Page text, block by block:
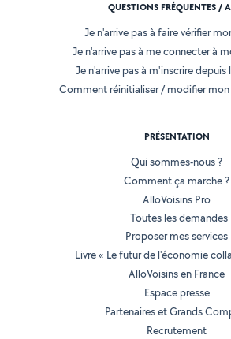
QUESTIONS FRÉQUENTES /
Je n'arrive pas à faire vérifier
Je n'arrive pas à me connecter à
Je n'arrive pas à m'inscrire depuis
Comment réinitialiser / modifier
PRÉSENTATION
Qui sommes-nous ?
Comment ça marche ?
AlloVoisins Pro
Toutes les demandes
Proposer mes services
Livre « Le futur de l'économie
AlloVoisins en France
Espace presse
Partenaires et Grands
Recrutement